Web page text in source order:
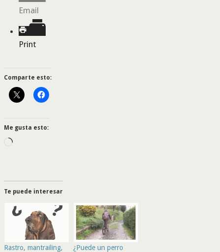
Email
Print
Comparte esto:
Me gusta esto:
Cargando...
Te puede interesar
Rastro, mantrailing,
¿Puede un perro